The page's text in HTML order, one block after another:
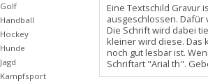
Eine Textschild Gravur
ausgeschlossen.
Die Schrift wird dabei
kleiner wird diese. Das
noch gut lesbar ist.
Schriftart "Arial th".
Golf
Handball
Hockey
Hunde
Jagd
Kampfsport